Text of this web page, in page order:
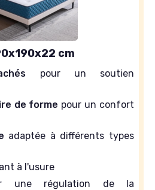
cm
pour un soutien
de forme pour un confort
adaptée à différents types
à l'usure
une régulation de la